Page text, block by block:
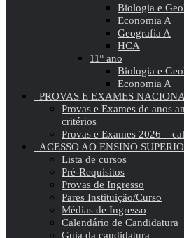
Biologia e
Economia A
Geografia A
HCA
11º ano
Biologia e
Economia A
PROVAS E EXAMES
Provas e Exames de anos
critérios
Provas e Exames 2026 –
ACESSO AO ENSINO
Lista de cursos
Pré-Requisitos
Provas de Ingresso
Pares Instituição/Curso
Médias de Ingresso
Calendário de Candidatura
Guia da candidatura